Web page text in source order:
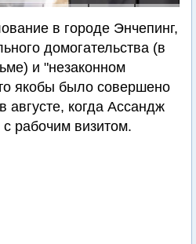
в городе Энчепинг,
домогательства (в
и "незаконном
якобы было совершено
августе, когда Ассандж
рабочим визитом.